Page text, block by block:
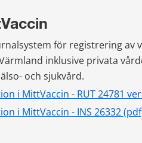
för registrering av
inklusive privata
och sjukvård.
i MittVaccin - RUT 24781
i MittVaccin - INS 26332